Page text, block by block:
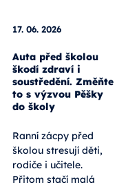
17. 06. 2026
Auta před školou
škodí zdraví i
soustředění. Změňte
to s výzvou Pěšky
do školy
Ranní zácpy před
školou stresují děti,
rodiče i učitele.
Přitom stačí malá